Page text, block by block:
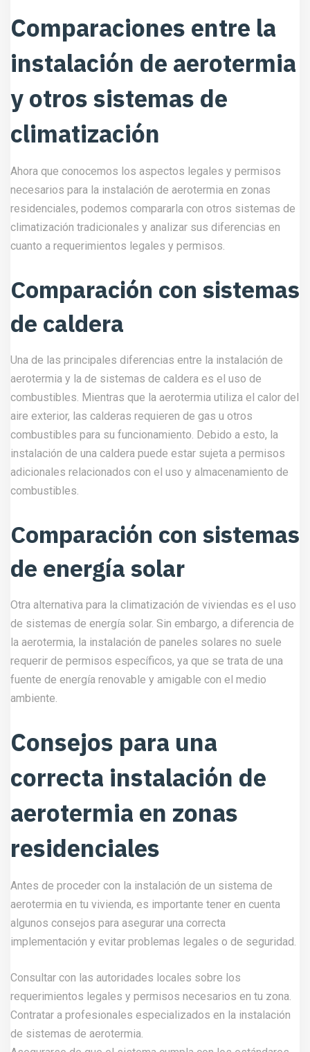
Comparaciones entre la
instalación de aerotermia
y otros sistemas de
climatización
Ahora que conocemos los aspectos legales y permisos
necesarios para la instalación de aerotermia en zonas
residenciales, podemos compararla con otros sistemas de
climatización tradicionales y analizar sus diferencias en
cuanto a requerimientos legales y permisos.
Comparación con sistemas
de caldera
Una de las principales diferencias entre la instalación de
aerotermia y la de sistemas de caldera es el uso de
combustibles. Mientras que la aerotermia utiliza el calor del
aire exterior, las calderas requieren de gas u otros
combustibles para su funcionamiento. Debido a esto, la
instalación de una caldera puede estar sujeta a permisos
adicionales relacionados con el uso y almacenamiento de
combustibles.
Comparación con sistemas
de energía solar
Otra alternativa para la climatización de viviendas es el uso
de sistemas de energía solar. Sin embargo, a diferencia de
la aerotermia, la instalación de paneles solares no suele
requerir de permisos específicos, ya que se trata de una
fuente de energía renovable y amigable con el medio
ambiente.
Consejos para una
correcta instalación de
aerotermia en zonas
residenciales
Antes de proceder con la instalación de un sistema de
aerotermia en tu vivienda, es importante tener en cuenta
algunos consejos para asegurar una correcta
implementación y evitar problemas legales o de seguridad.
Consultar con las autoridades locales sobre los
requerimientos legales y permisos necesarios en tu zona.
Contratar a profesionales especializados en la instalación
de sistemas de aerotermia.